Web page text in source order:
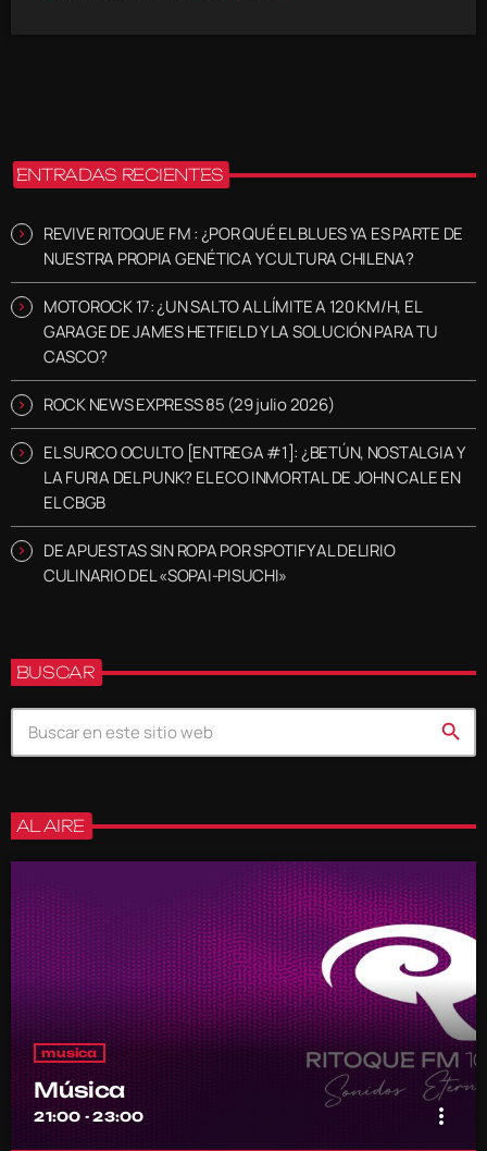
ENTRADAS RECIENTES
REVIVE RITOQUE FM : ¿POR QUÉ EL BLUES YA ES PARTE DE
NUESTRA PROPIA GENÉTICA Y CULTURA CHILENA?
MOTOROCK 17: ¿UN SALTO AL LÍMITE A 120 KM/H, EL
GARAGE DE JAMES HETFIELD Y LA SOLUCIÓN PARA TU
CASCO?
ROCK NEWS EXPRESS 85 (29 julio 2026)
EL SURCO OCULTO [ENTREGA #1]: ¿BETÚN, NOSTALGIA Y
LA FURIA DEL PUNK? EL ECO INMORTAL DE JOHN CALE EN
EL CBGB
DE APUESTAS SIN ROPA POR SPOTIFY AL DELIRIO
CULINARIO DEL «SOPAI-PISUCHI»
BUSCAR
search
AL AIRE
musica
Música
21:00 - 23:00 more_vert